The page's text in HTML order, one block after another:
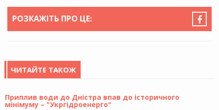
РОЗКАЖІТЬ ПРО ЦЕ:
ЧИТАЙТЕ ТАКОЖ
Приплив води до Дністра впав до історичного
мінімуму – "Укргідроенерго"